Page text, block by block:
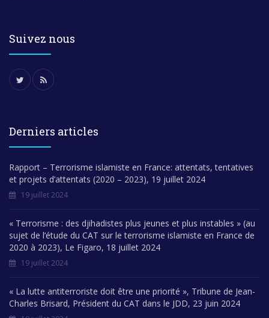
Suivez nous
Derniers articles
Rapport – Terrorisme islamiste en France: attentats, tentatives
et projets d’attentats (2020 – 2023), 19 juillet 2024
19 juillet 2024
« Terrorisme : des djihadistes plus jeunes et plus instables » (au
sujet de l’étude du CAT sur le terrorisme islamiste en France de
2020 à 2023), Le Figaro, 18 juillet 2024
19 juillet 2024
« La lutte antiterroriste doit être une priorité », Tribune de Jean-
Charles Brisard, Président du CAT dans le JDD, 23 juin 2024